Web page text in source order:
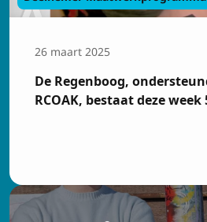
26 maart 2025
De Regenboog,
RCOAK, bestaat deze week
nieuwsbrief
Voornaam